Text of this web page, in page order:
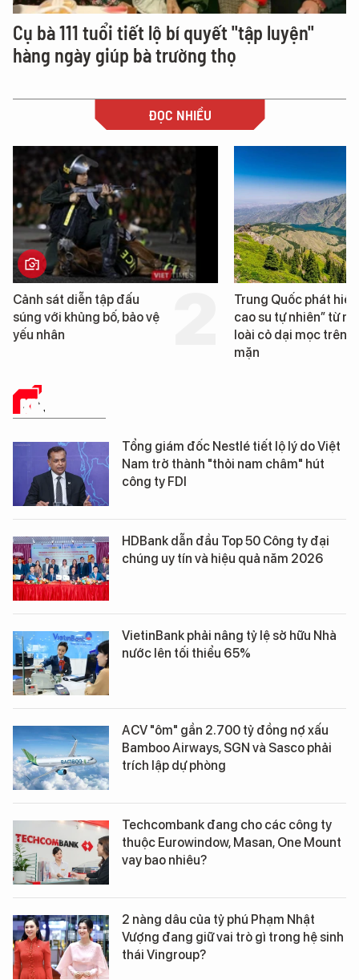
Cụ bà 111 tuổi tiết lộ bí quyết "tập luyện"
hàng ngày giúp bà trường thọ
ĐỌC NHIỀU
Trung Quốc phát hiện “mỏ
cao su tự nhiên” từ một
loài cỏ dại mọc trên đất
Loạt dự án bất động
Đà Nẵng sắp bị kiểm
KINH TẾ SỐ
Tổng giám đốc Nestlé tiết lộ lý do Việt
Nam trở thành "thỏi nam châm" hút
công ty FDI
HDBank dẫn đầu Top 50 Công ty đại
chúng uy tín và hiệu quả năm 2026
VietinBank phải nâng tỷ lệ sở hữu Nhà
nước lên tối thiểu 65%
ACV "ôm" gần 2.700 tỷ đồng nợ xấu
Bamboo Airways, SGN và Sasco phải
trích lập dự phòng
Techcombank đang cho các công ty
thuộc Eurowindow, Masan, One Mount
vay bao nhiêu?
2 nàng dâu của tỷ phú Phạm Nhật
Vượng đang giữ vai trò gì trong hệ sinh
thái Vingroup?